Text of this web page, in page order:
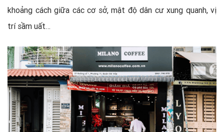
khoảng cách giữa các cơ sở, mật độ dân cư xung quanh, vị
trí sầm uất…